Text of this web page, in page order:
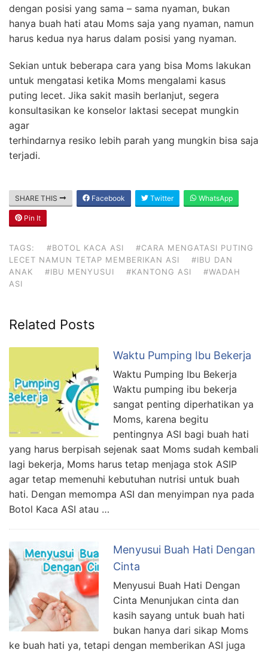
dengan posisi yang sama – sama nyaman, bukan
hanya buah hati atau Moms saja yang nyaman, namun
harus kedua nya harus dalam posisi yang nyaman.
Sekian untuk beberapa cara yang bisa Moms lakukan
untuk mengatasi ketika Moms mengalami kasus
puting lecet. Jika sakit masih berlanjut, segera
konsultasikan ke konselor laktasi secepat mungkin
agar
terhindarnya resiko lebih parah yang mungkin bisa saja
terjadi.
SHARE THIS Facebook Twitter WhatsApp
Pin It
TAGS: #BOTOL KACA ASI
#CARA MENGATASI PUTING
LECET NAMUN TETAP MEMBERIKAN ASI
#IBU DAN
ANAK
#IBU MENYUSUI #KANTONG ASI
#WADAH
ASI
Related Posts
Waktu Pumping Ibu Bekerja
Waktu Pumping Ibu Bekerja
Waktu pumping ibu bekerja
sangat penting diperhatikan ya
Moms, karena begitu
pentingnya ASI bagi buah hati
yang harus berpisah sejenak saat Moms sudah kembali
lagi bekerja, Moms harus tetap menjaga stok ASIP
agar tetap memenuhi kebutuhan nutrisi untuk buah
hati. Dengan memompa ASI dan menyimpan nya pada
Botol Kaca ASI atau …
Menyusui Buah Hati Dengan
Cinta
Menyusui Buah Hati Dengan
Cinta Menunjukan cinta dan
kasih sayang untuk buah hati
bukan hanya dari sikap Moms
ke buah hati ya, tetapi dengan memberikan ASI juga